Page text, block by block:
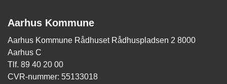
Aarhus Kommune
Aarhus Kommune Rådhuset Rådhuspladsen 2 8000
Aarhus C
Tlf. 89 40 20 00
CVR-nummer: 55133018